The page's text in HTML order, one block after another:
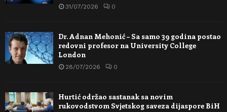
31/07/2026 0
Dr. Adnan Mehonić – Sa samo 39 godina postao
redovni profesor na University College
London
28/07/2026 0
Hurtić održao sastanak sa novim
rukovodstvom Svjetskog saveza dijaspore BiH